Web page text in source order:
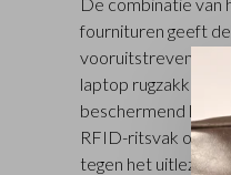
fournituren geeft
vooruitstrevende
laptop rugzakken
beschermend
RFID-ritsvak om
tegen het uitlezen